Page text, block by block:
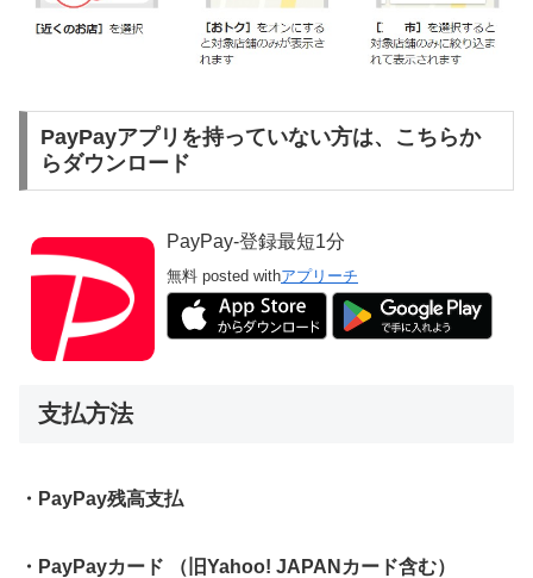
PayPayアプリを持っていない方は、こちらか
らダウンロード
PayPay-登録最短1分
無料 posted withアプリーチ
支払方法
・PayPay残高支払
・PayPayカード （旧Yahoo! JAPANカード含む）